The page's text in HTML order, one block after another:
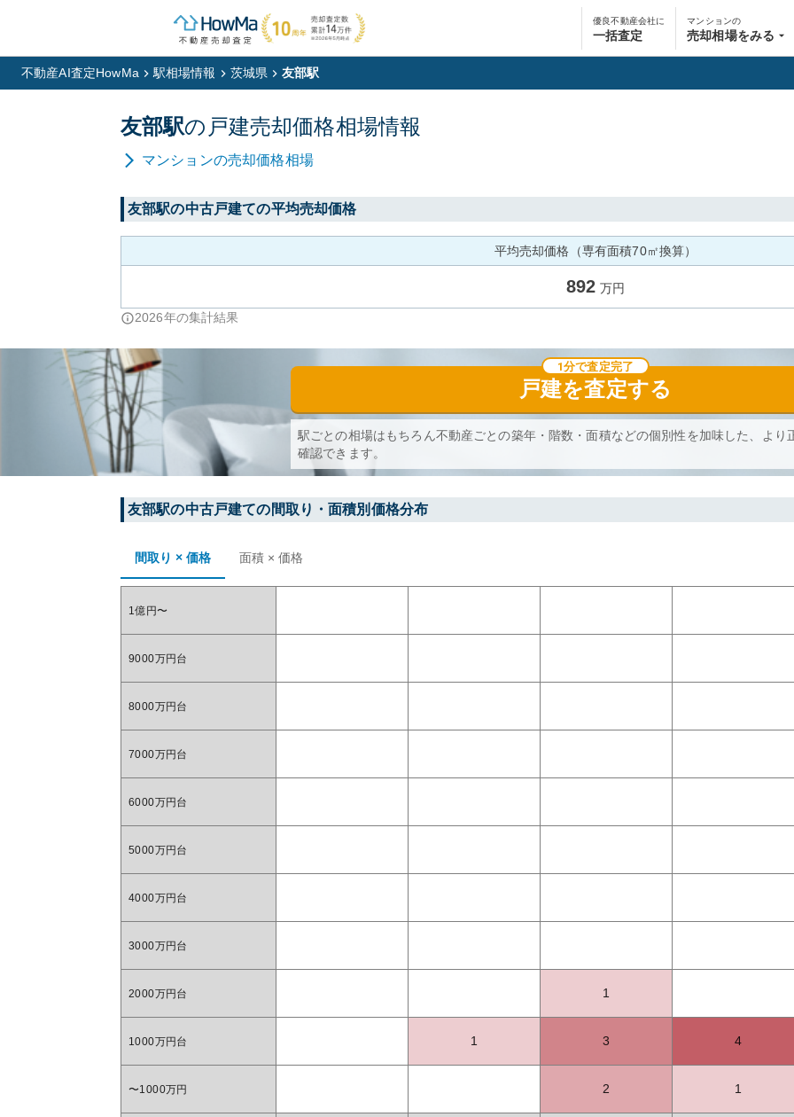
優良不動産会社に
一括査定
マンションの
売却相場をみる
不動産AI査定HowMa 駅相場情報 茨城県 友部駅
友部駅の 戸建売却価格相場情報
マンションの売却価格相場
友部駅の中古戸建ての平均売却価格
平均売却価格（専有面積70㎡換算）
892 万円
2026年の集計結果
戸建を査定する
1分で査定完了
駅ごとの相場はもちろん不動産ごとの築年・階数・面積などの個別性を加味した、より
確認できます。
友部駅の中古戸建ての間取り・面積別価格分布
間取り × 価格 面積 × 価格
1億円〜
9000万円台
8000万円台
7000万円台
6000万円台
5000万円台
4000万円台
3000万円台
2000万円台 1
1000万円台 1 3 4
〜1000万円 2 1